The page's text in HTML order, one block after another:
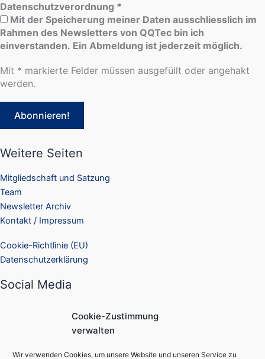
Cookie-Zustimmung
verwalten
Wir verwenden Cookies, um unsere Website und unseren Service zu
Datenschutzverordnung *
Mit der Speicherung meiner Daten ausschliesslich im
Rahmen des Newsletters von QQTec bin ich
einverstanden. Ein Abmeldung ist jederzeit möglich.
Mit * markierte Felder müssen ausgefüllt oder angehakt
werden.
Weitere Seiten
Mitgliedschaft und Satzung
Team
Newsletter Archiv
Kontakt / Impressum
Cookie-Richtlinie (EU)
Datenschutzerklärung
Social Media